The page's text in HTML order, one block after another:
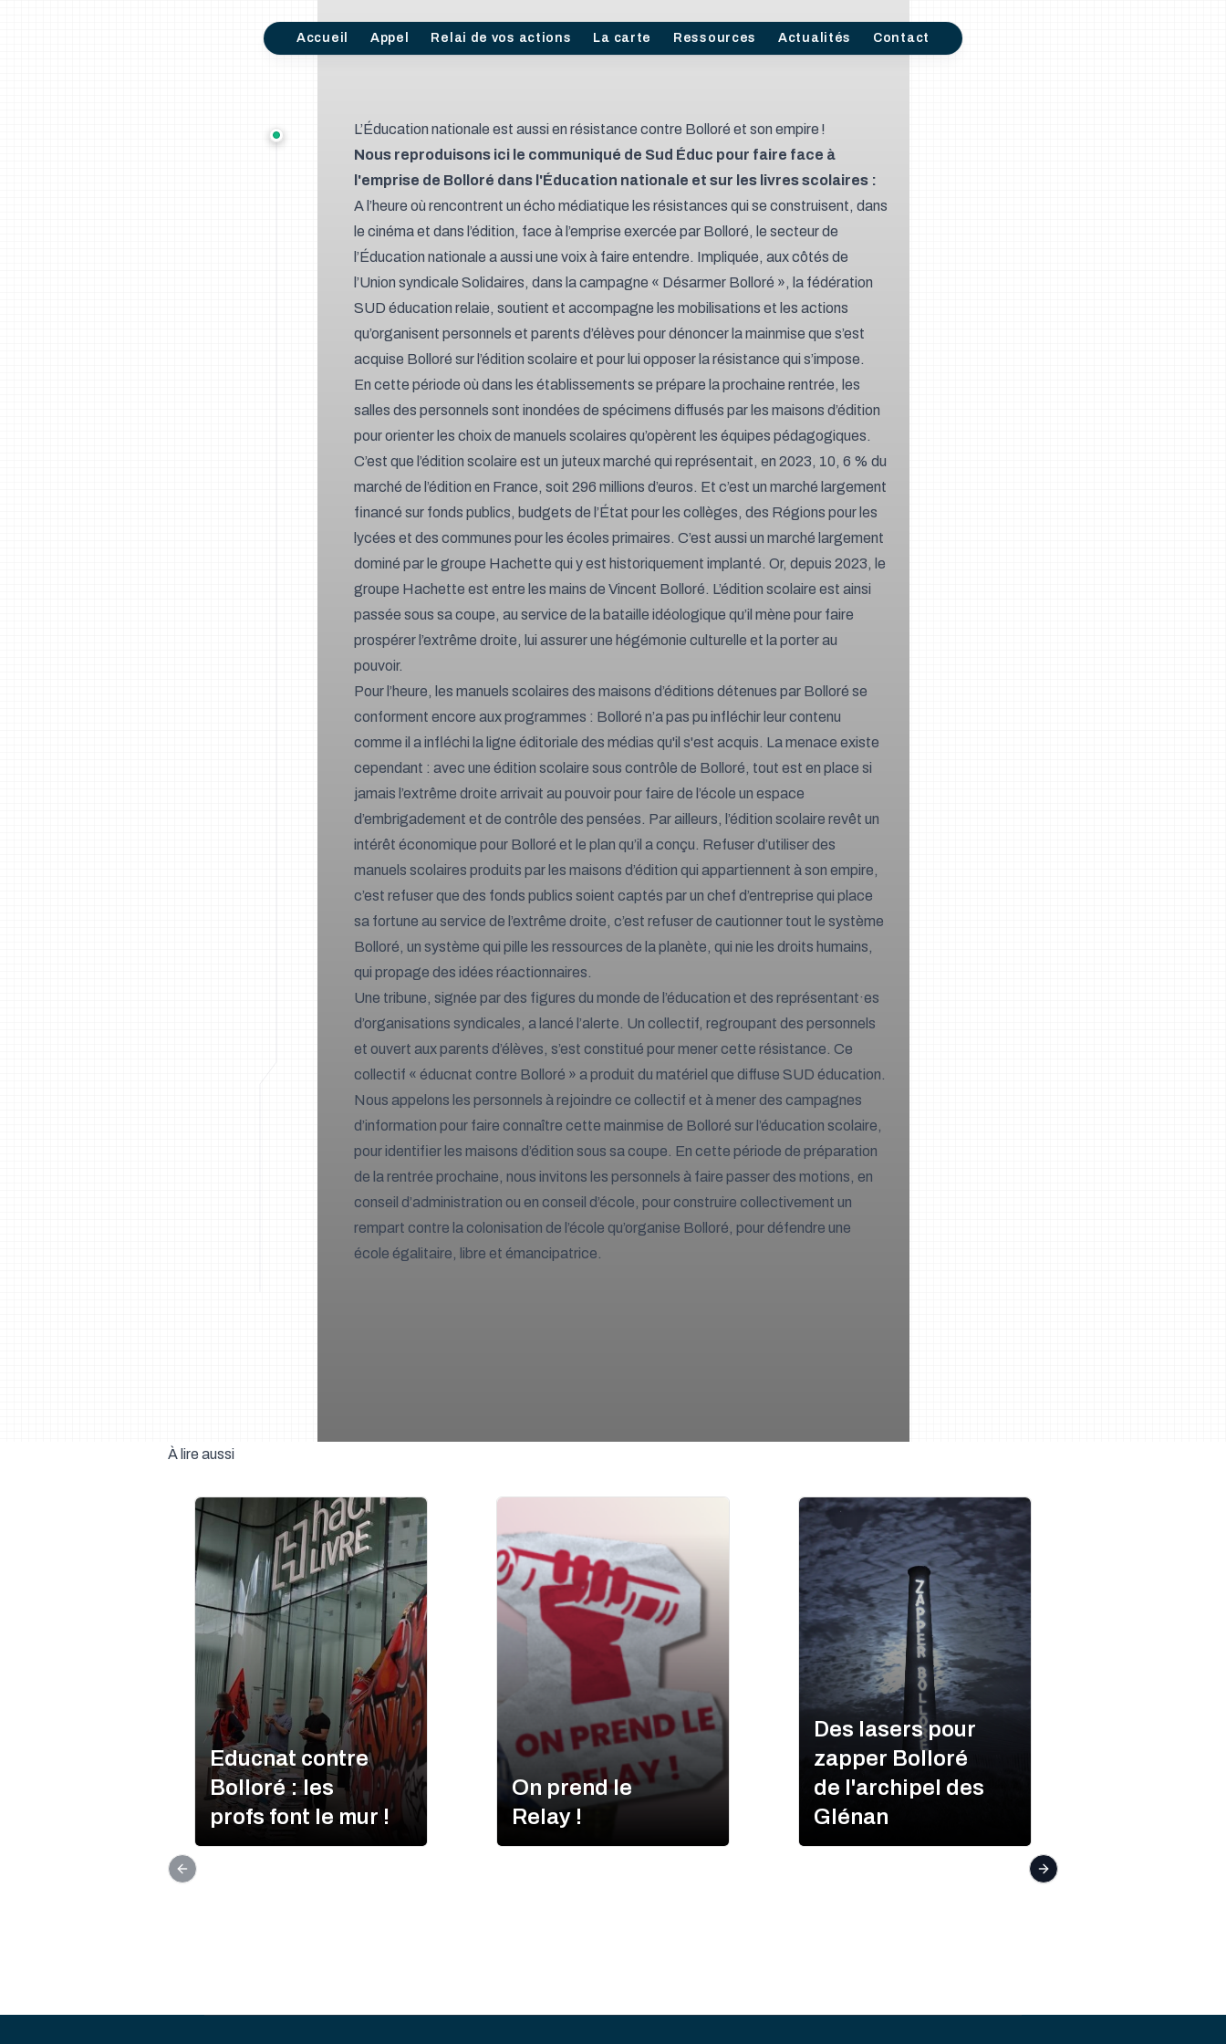
L’Éducation nationale est aussi en résistance contre Bolloré et son empire !
Nous reproduisons ici le communiqué de Sud Éduc pour faire face à
l'emprise de Bolloré dans l'Éducation nationale et sur les livres scolaires:
A l’heure où rencontrent un écho médiatique les résistances qui se construisent, dans
le cinéma et dans l’édition, face à l’emprise exercée par Bolloré, le secteur de
l’Éducation nationale a aussi une voix à faire entendre. Impliquée, aux côtés de
l’Union syndicale Solidaires, dans la campagne « Désarmer Bolloré », la fédération
SUD éducation relaie, soutient et accompagne les mobilisations et les actions
qu’organisent personnels et parents d’élèves pour dénoncer la mainmise que s’est
acquise Bolloré sur l’édition scolaire et pour lui opposer la résistance qui s’impose.
En cette période où dans les établissements se prépare la prochaine rentrée, les
salles des personnels sont inondées de spécimens diffusés par les maisons d’édition
pour orienter les choix de manuels scolaires qu’opèrent les équipes pédagogiques.
C’est que l’édition scolaire est un juteux marché qui représentait, en 2023, 10, 6 % du
marché de l’édition en France, soit 296 millions d’euros. Et c’est un marché largement
financé sur fonds publics, budgets de l’État pour les collèges, des Régions pour les
lycées et des communes pour les écoles primaires. C’est aussi un marché largement
dominé par le groupe Hachette qui y est historiquement implanté. Or, depuis 2023, le
groupe Hachette est entre les mains de Vincent Bolloré. L’édition scolaire est ainsi
passée sous sa coupe, au service de la bataille idéologique qu’il mène pour faire
prospérer l’extrême droite, lui assurer une hégémonie culturelle et la porter au
pouvoir.
Pour l’heure, les manuels scolaires des maisons d’éditions détenues par Bolloré se
conforment encore aux programmes : Bolloré n’a pas pu infléchir leur contenu
comme il a infléchi la ligne éditoriale des médias qu'il s'est acquis. La menace existe
cependant : avec une édition scolaire sous contrôle de Bolloré, tout est en place si
jamais l’extrême droite arrivait au pouvoir pour faire de l’école un espace
d’embrigadement et de contrôle des pensées. Par ailleurs, l’édition scolaire revêt un
intérêt économique pour Bolloré et le plan qu’il a conçu. Refuser d’utiliser des
manuels scolaires produits par les maisons d’édition qui appartiennent à son empire,
c’est refuser que des fonds publics soient captés par un chef d’entreprise qui place
sa fortune au service de l’extrême droite, c’est refuser de cautionner tout le système
Bolloré, un système qui pille les ressources de la planète, qui nie les droits humains,
qui propage des idées réactionnaires.
Une tribune, signée par des figures du monde de l’éducation et des représentant·es
d’organisations syndicales, a lancé l’alerte. Un collectif, regroupant des personnels
et ouvert aux parents d’élèves, s’est constitué pour mener cette résistance. Ce
collectif « éducnat contre Bolloré » a produit du matériel que diffuse SUD éducation.
Nous appelons les personnels à rejoindre ce collectif et à mener des campagnes
d’information pour faire connaître cette mainmise de Bolloré sur l’éducation scolaire,
pour identifier les maisons d’édition sous sa coupe. En cette période de préparation
de la rentrée prochaine, nous invitons les personnels à faire passer des motions, en
conseil d’administration ou en conseil d’école, pour construire collectivement un
rempart contre la colonisation de l’école qu’organise Bolloré, pour défendre une
école égalitaire, libre et émancipatrice.
À lire aussi
Educnat contre
Bolloré : les
profs font le mur !
On prend le
Relay !
Des lasers pour
zapper Bolloré
de l'archipel des
Glénan
Previous slide Next slide
Accueil Appel Relai de vos actions La carte Ressources Actualités Contact